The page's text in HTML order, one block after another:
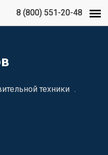
8 (800) 551-20-48
8 (800) 551-20-48
техники .